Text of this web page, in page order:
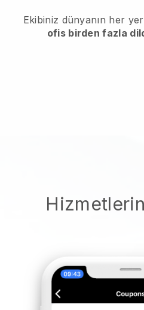
Ekibiniz dünyanın her
ofis birden fazla